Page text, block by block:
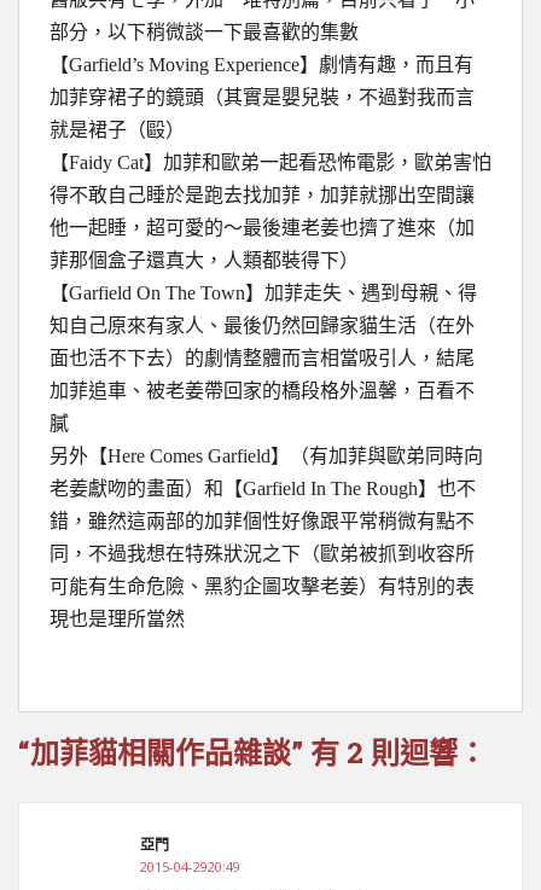
部分，以下稍微談一下最喜歡的集數
【Garfield’s Moving Experience】劇情有趣，而且有
加菲穿裙子的鏡頭（其實是嬰兒裝，不過對我而言
就是裙子（毆）
【Faidy Cat】加菲和歐弟一起看恐怖電影，歐弟害怕
得不敢自己睡於是跑去找加菲，加菲就挪出空間讓
他一起睡，超可愛的～最後連老姜也擠了進來（加
菲那個盒子還真大，人類都裝得下）
【Garfield On The Town】加菲走失、遇到母親、得
知自己原來有家人、最後仍然回歸家貓生活（在外
面也活不下去）的劇情整體而言相當吸引人，結尾
加菲追車、被老姜帶回家的橋段格外溫馨，百看不
膩
另外【Here Comes Garfield】（有加菲與歐弟同時向
老姜獻吻的畫面）和【Garfield In The Rough】也不
錯，雖然這兩部的加菲個性好像跟平常稍微有點不
同，不過我想在特殊狀況之下（歐弟被抓到收容所
可能有生命危險、黑豹企圖攻擊老姜）有特別的表
現也是理所當然
“加菲貓相關作品雜談” 有 2 則迴響：
亞門
2015-04-2920:49